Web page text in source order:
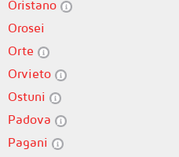
Oristano
Orosei
Orte
Orvieto
Ostuni
Padova
Pagani